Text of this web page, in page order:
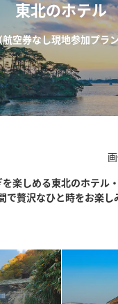
東北のホテル
航空券なし現地参加プラン
楽しめる東北のホテル
で贅沢なひと時をお楽し